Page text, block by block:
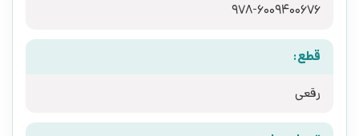
978-6009400676
قطع:
رقعی